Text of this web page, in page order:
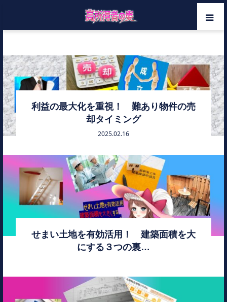
利益の最大化を重視！ 難あり物件の売
却タイミング
2025.02.16
せまい土地を有効活用！ 建築面積を大
にする３つの裏…
メンバー
カテゴリー